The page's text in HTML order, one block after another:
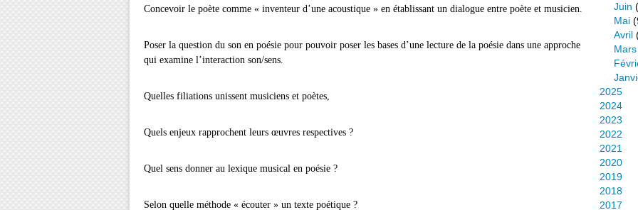
Concevoir le poète comme « inventeur d’une acoustique » en établissant un dialogue entre poète et musicien.
Poser la question du son en poésie pour pouvoir poser les bases d’une lecture de la poésie dans une approche
qui examine l’interaction son/sens.
Quelles filiations unissent musiciens et poètes,
Quels enjeux rapprochent leurs œuvres respectives ?
Quel sens donner au lexique musical en poésie ?
Selon quelle méthode « écouter » un texte poétique ?
Juin
Mai
Avril
Mars
2025
2024
2023
2022
2021
2020
2019
2018
2017